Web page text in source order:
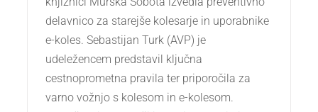
delavnico za starejše kolesarje in uporabnike
e-koles. Sebastijan Turk (AVP) je
udeležencem predstavil ključna
cestnoprometna pravila ter priporočila za
varno vožnjo s kolesom in e-kolesom.